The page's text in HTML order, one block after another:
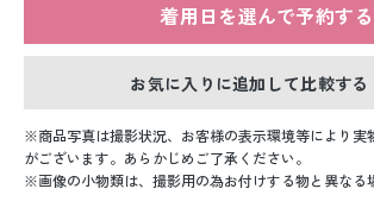
白無垢&紋付袴レンタル
引き振袖レンタル
着用日を選んで予約する
お気に入りに追加して比較する
商品写真は撮影状況、お客様の表示環境等により実
がございます。あらかじめご了承ください。
画像の小物類は、撮影用の為お付けする物と異なる